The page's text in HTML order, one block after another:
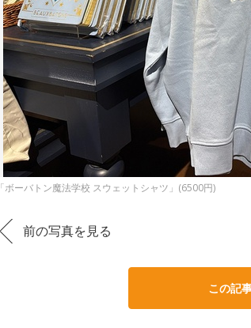
「ボーバトン魔法学校 スウェットシャツ」(6500円)
前の写真を見る
この記